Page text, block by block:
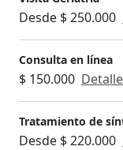
Desde $ 250.000
Consulta en línea
$ 150.000
Tratamiento de
Desde $ 220.000